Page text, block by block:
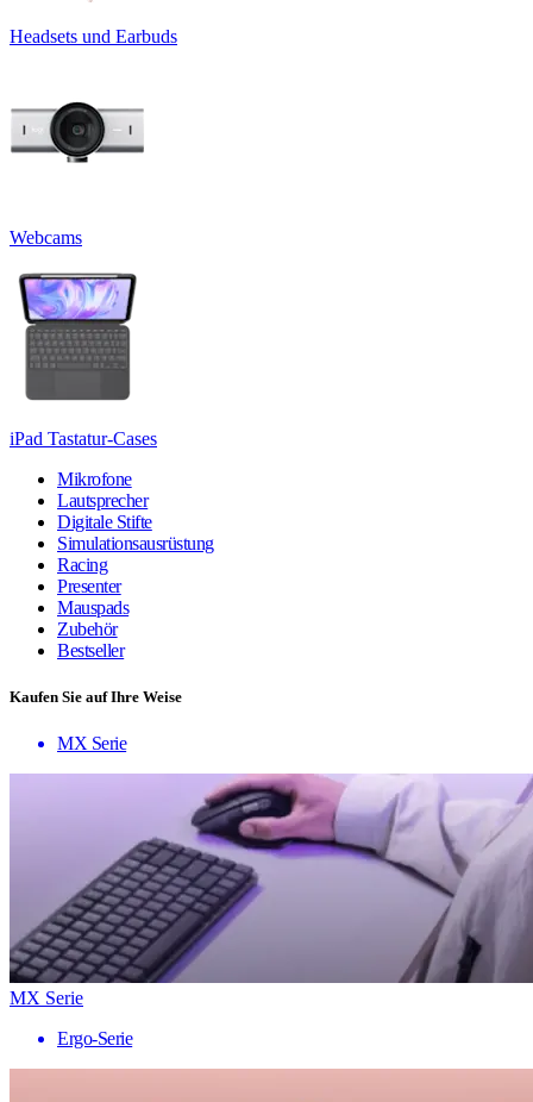
Headsets und Earbuds
Webcams
iPad Tastatur-Cases
Mikrofone
Lautsprecher
Digitale Stifte
Simulationsausrüstung
Racing
Presenter
Mauspads
Zubehör
Bestseller
Kaufen Sie auf Ihre Weise
MX Serie
MX Serie
Ergo-Serie